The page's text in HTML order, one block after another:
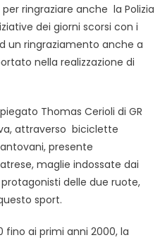
ringraziare anche la Polizia
dei giorni scorsi con i
un ringraziamento anche a
nella realizzazione di
Thomas Cerioli di GR
attraverso biciclette
presente
maglie indossate dai
delle due ruote,
sport.
fino ai primi anni 2000, la